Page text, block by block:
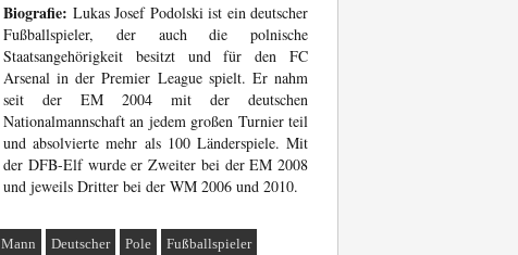
Biografie: Lukas Josef Podolski ist ein deutscher
Fußballspieler, der auch die polnische
Staatsangehörigkeit besitzt und für den FC
Arsenal in der Premier League spielt. Er nahm
seit der EM 2004 mit der deutschen
Nationalmannschaft an jedem großen Turnier teil
und absolvierte mehr als 100 Länderspiele. Mit
der DFB-Elf wurde er Zweiter bei der EM 2008
und jeweils Dritter bei der WM 2006 und 2010.
Mann Deutscher Pole Fußballspieler